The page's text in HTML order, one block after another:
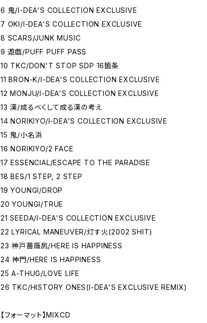
6 鬼/I-DEA'S COLLECTION EXCLUSIVE
7 OKI/I-DEA'S COLLECTION EXCLUSIVE
8 SCARS/JUNK MUSIC
9 遊戯/PUFF PUFF PASS
10 TKC/DON'T STOP SDP 16箇条
11 BRON-K/I-DEA'S COLLECTION EXCLUSIVE
12 MONJU/I-DEA'S COLLECTION EXCLUSIVE
13 漢/成るべくして成る漢の考え
14 NORIKIYO/I-DEA'S COLLECTION EXCLUSIVE
15 鬼/小名浜
16 NORIKIYO/2 FACE
17 ESSENCIAL/ESCAPE TO THE PARADISE
18 BES/1 STEP, 2 STEP
19 YOUNGI/DROP
20 YOUNGI/TRUE
21 SEEDA/I-DEA'S COLLECTION EXCLUSIVE
22 LYRICAL MANEUVER/灯す火(2002 SHIT)
23 神戸薔薇尻/HERE IS HAPPINESS
24 神門/HERE IS HAPPINESS
25 A-THUG/LOVE LIFE
26 TKC/HISTORY ONES(I-DEA'S EXCLUSIVE REMIX)
【フォーマット】MIXCD